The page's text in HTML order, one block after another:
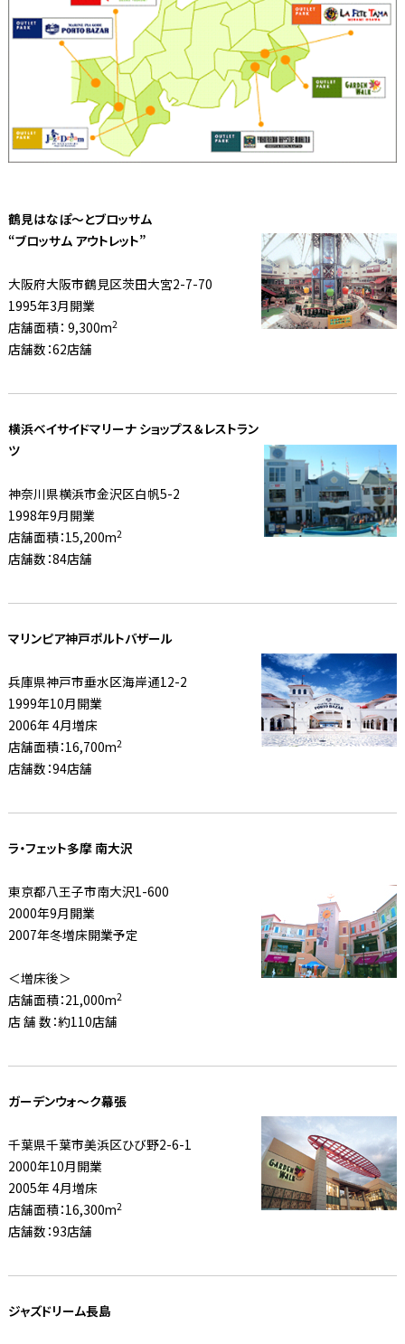
鶴見はなぽ〜とブロッサム
“ブロッサム アウトレット”
大阪府大阪市鶴見区茨田大宮2-7-70
1995年3月開業
店舗面積： 9,300m2
店舗数：62店舗
横浜ベイサイドマリーナ ショップス＆レストラン
ツ
神奈川県横浜市金沢区白帆5-2
1998年9月開業
店舗面積：15,200m2
店舗数：84店舗
マリンピア神戸ポルトバザール
兵庫県神戸市垂水区海岸通12-2
1999年10月開業
2006年 4月増床
店舗面積：16,700m2
店舗数：94店舗
ラ・フェット多摩 南大沢
東京都八王子市南大沢1-600
2000年9月開業
2007年冬増床開業予定
＜増床後＞
店舗面積：21,000m2
店 舗 数：約110店舗
ガーデンウォ〜ク幕張
千葉県千葉市美浜区ひび野2-6-1
2000年10月開業
2005年 4月増床
店舗面積：16,300m2
店舗数：93店舗
ジャズドリーム長島